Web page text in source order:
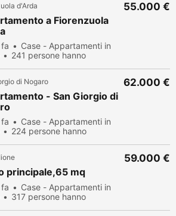
d'Arda
a Fiorenzuola
Case - Appartamenti in
241 persone hanno
55.000 €
di Nogaro
- San Giorgio di
Case - Appartamenti in
224 persone hanno
62.000 €
principale,65 mq
Case - Appartamenti in
317 persone hanno
59.000 €